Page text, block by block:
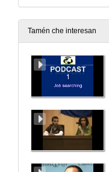
Tamén che interesan